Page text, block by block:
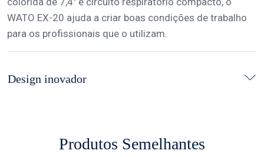
WATO EX-20 ajuda a criar boas condições de trabalho
para os profissionais que o utilizam.
Design inovador
Produtos Semelhantes